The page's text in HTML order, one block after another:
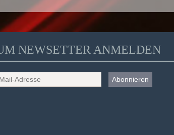
NEWSETTER ANMELDEN